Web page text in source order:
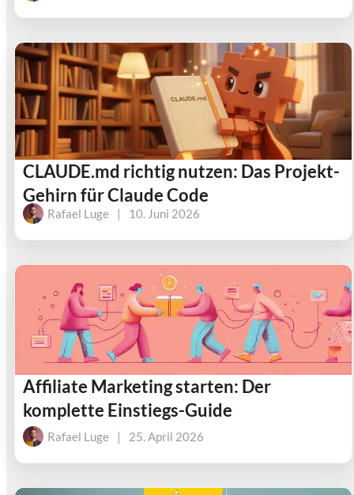
CLAUDE.md richtig nutzen: Das Projekt-
Gehirn für Claude Code
Rafael Luge 10. Juni 2026
Affiliate Marketing starten: Der
komplette Einstiegs-Guide
Rafael Luge | 25. April 2026